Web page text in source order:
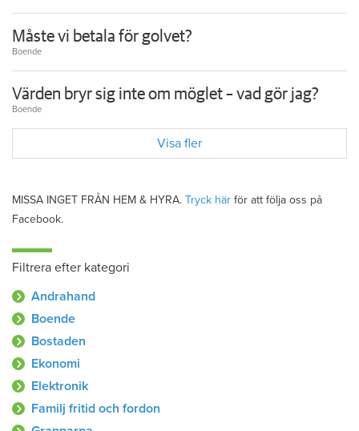
Måste vi betala för golvet?
Boende
Värden bryr sig inte om möglet – vad gör jag?
Boende
Visa fler
MISSA INGET FRÅN HEM & HYRA. Tryck här för att följa oss på
Facebook.
Filtrera efter kategori
Andrahand
Boende
Bostaden
Ekonomi
Elektronik
Familj fritid och fordon